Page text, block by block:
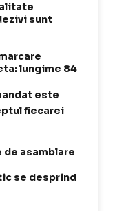
sunt
lungime 84
este
fiecarei
asamblare
se desprind